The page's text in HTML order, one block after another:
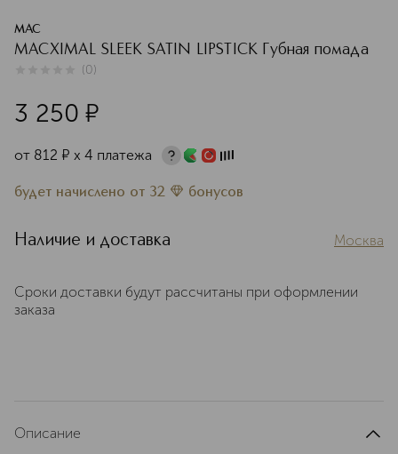
MAC
MACXIMAL SLEEK SATIN LIPSTICK Губная помада
(0)
3 250 ¤
от 812 ¤ х 4 платежа
будет начислено от 32 бонусов
Наличие и доставка Москва
Сроки доставки будут рассчитаны при оформлении
заказа
Описание